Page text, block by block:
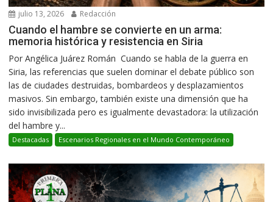
julio 13, 2026 Redacción
Cuando el hambre se convierte en un arma:
memoria histórica y resistencia en Siria
Por Angélica Juárez Román Cuando se habla de la guerra en
Siria, las referencias que suelen dominar el debate público son
las de ciudades destruidas, bombardeos y desplazamientos
masivos. Sin embargo, también existe una dimensión que ha
sido invisibilizada pero es igualmente devastadora: la utilización
del hambre y...
Destacadas Escenarios Regionales en el Mundo Contemporáneo